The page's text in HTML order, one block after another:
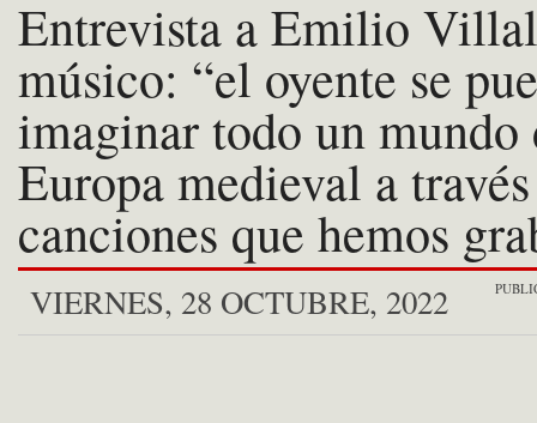
Entrevista a Emilio
músico: “el oyente se
imaginar todo un mundo
Europa medieval a
canciones que hemos
VIERNES, 28 OCTUBRE, 2022